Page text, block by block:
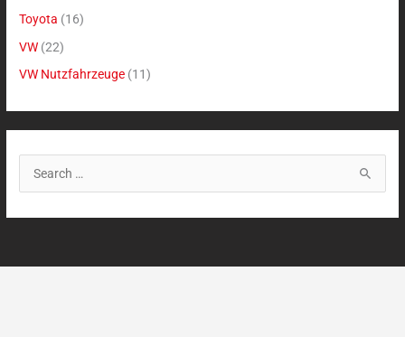
Toyota (16)
VW (22)
VW Nutzfahrzeuge (11)